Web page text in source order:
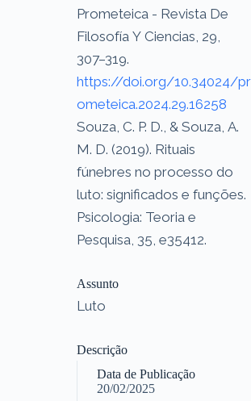
Prometeica - Revista De
Filosofía Y Ciencias, 29,
307–319.
https://doi.org/10.34024/pr
ometeica.2024.29.16258
Souza, C. P. D., & Souza, A.
M. D. (2019). Rituais
fúnebres no processo do
luto: significados e funções.
Psicologia: Teoria e
Pesquisa, 35, e35412.
Assunto
Luto
Descrição
Data de Publicação
20/02/2025